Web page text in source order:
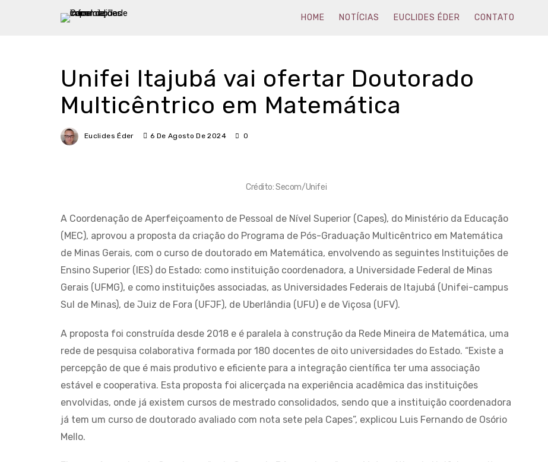
HOME NOTÍCIAS EUCLIDES ÉDER CONTATO
Unifei Itajubá vai ofertar Doutorado
Multicêntrico em Matemática
Euclides Éder 6 De Agosto De 2024 0
Crédito: Secom/Unifei
A Coordenação de Aperfeiçoamento de Pessoal de Nível Superior (Capes), do Ministério da Educação
(MEC), aprovou a proposta da criação do Programa de Pós-Graduação Multicêntrico em Matemática
de Minas Gerais, com o curso de doutorado em Matemática, envolvendo as seguintes Instituições de
Ensino Superior (IES) do Estado: como instituição coordenadora, a Universidade Federal de Minas
Gerais (UFMG), e como instituições associadas, as Universidades Federais de Itajubá (Unifei-campus
Sul de Minas), de Juiz de Fora (UFJF), de Uberlândia (UFU) e de Viçosa (UFV).
A proposta foi construída desde 2018 e é paralela à construção da Rede Mineira de Matemática, uma
rede de pesquisa colaborativa formada por 180 docentes de oito universidades do Estado. “Existe a
percepção de que é mais produtivo e eficiente para a integração científica ter uma associação
estável e cooperativa. Esta proposta foi alicerçada na experiência acadêmica das instituições
envolvidas, onde já existem cursos de mestrado consolidados, sendo que a instituição coordenadora
já tem um curso de doutorado avaliado com nota sete pela Capes”, explicou Luis Fernando de Osório
Mello.